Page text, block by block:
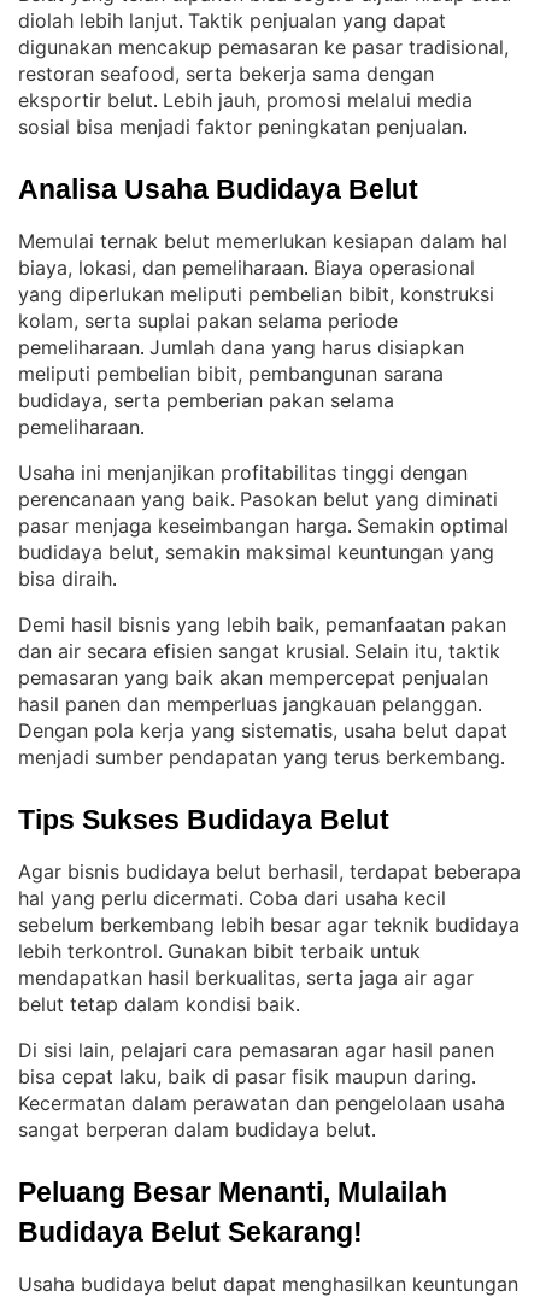
diolah lebih lanjut. Taktik penjualan yang dapat
digunakan mencakup pemasaran ke pasar tradisional,
restoran seafood, serta bekerja sama dengan
eksportir belut. Lebih jauh, promosi melalui media
sosial bisa menjadi faktor peningkatan penjualan.
Analisa Usaha Budidaya Belut
Memulai ternak belut memerlukan kesiapan dalam hal
biaya, lokasi, dan pemeliharaan. Biaya operasional
yang diperlukan meliputi pembelian bibit, konstruksi
kolam, serta suplai pakan selama periode
pemeliharaan. Jumlah dana yang harus disiapkan
meliputi pembelian bibit, pembangunan sarana
budidaya, serta pemberian pakan selama
pemeliharaan.
Usaha ini menjanjikan profitabilitas tinggi dengan
perencanaan yang baik. Pasokan belut yang diminati
pasar menjaga keseimbangan harga. Semakin optimal
budidaya belut, semakin maksimal keuntungan yang
bisa diraih.
Demi hasil bisnis yang lebih baik, pemanfaatan pakan
dan air secara efisien sangat krusial. Selain itu, taktik
pemasaran yang baik akan mempercepat penjualan
hasil panen dan memperluas jangkauan pelanggan
Dengan pola kerja yang sistematis, usaha belut dapat
menjadi sumber pendapatan yang terus berkembang.
Tips Sukses Budidaya Belut
Agar bisnis budidaya belut berhasil, terdapat beberapa
hal yang perlu dicermati. Coba dari usaha kecil
sebelum berkembang lebih besar agar teknik budidaya
lebih terkontrol. Gunakan bibit terbaik untuk
mendapatkan hasil berkualitas, serta jaga air agar
belut tetap dalam kondisi baik.
Di sisi lain, pelajari cara pemasaran agar hasil panen
bisa cepat laku, baik di pasar fisik maupun daring
Kecermatan dalam perawatan dan pengelolaan usaha
sangat berperan dalam budidaya belut.
Peluang Besar Menanti, Mulailah
Budidaya Belut Sekarang!
Usaha budidaya belut dapat menghasilkan keuntungan